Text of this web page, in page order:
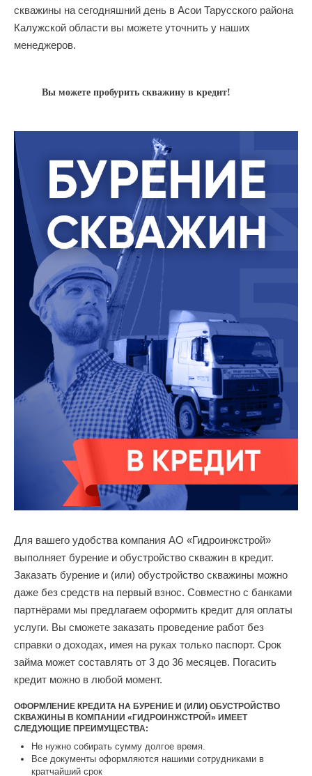
скважины на сегодняшний день в Асои Тарусского района
Калужской области вы можете уточнить у наших
менеджеров.
Вы можете пробурить скважину в кредит!
Для вашего удобства компания АО «Гидроинжстрой»
выполняет бурение и обустройство скважин в кредит.
Заказать бурение и (или) обустройство скважины можно
даже без средств на первый взнос. Совместно с банками
партнёрами мы предлагаем оформить кредит для оплаты
услуги. Вы сможете заказать проведение работ без
справки о доходах, имея на руках только паспорт. Срок
займа может составлять от 3 до 36 месяцев. Погасить
кредит можно в любой момент.
ОФОРМЛЕНИЕ КРЕДИТА НА БУРЕНИЕ И (ИЛИ) ОБУСТРОЙСТВО
СКВАЖИНЫ В КОМПАНИИ «ГИДРОИНЖСТРОЙ» ИМЕЕТ
СЛЕДУЮЩИЕ ПРЕИМУЩЕСТВА:
Не нужно собирать сумму долгое время.
Все документы оформляются нашими сотрудниками в
кратчайший срок